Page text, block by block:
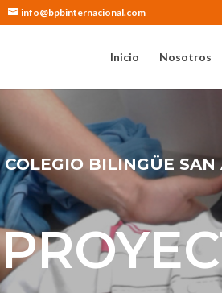
info@bpbinternacional.com
Inicio Nosotros
COLEGIO BILINGÜE SAN